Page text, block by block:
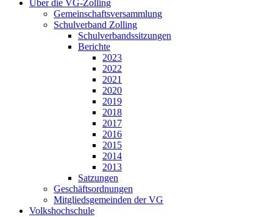
Über die VG-Zolling
Gemeinschaftsversammlung
Schulverband Zolling
Schulverbandssitzungen
Berichte
2023
2022
2021
2020
2019
2018
2017
2016
2015
2014
2013
Satzungen
Geschäftsordnungen
Mitgliedsgemeinden der VG
Volkshochschule